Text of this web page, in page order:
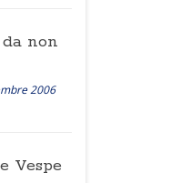
non
2006
Vespe